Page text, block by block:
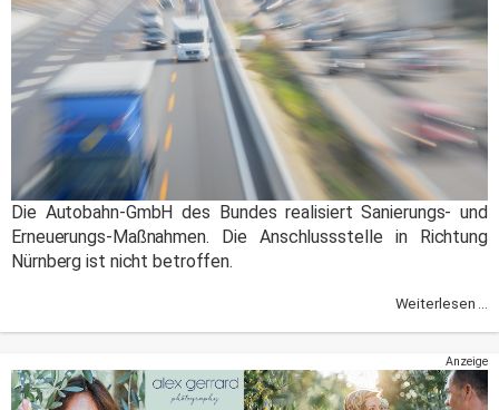
Die Autobahn-GmbH des Bundes realisiert Sanierungs- und
Erneuerungs-Maßnahmen. Die Anschlussstelle in Richtung
Nürnberg ist nicht betroffen.
Weiterlesen ...
Anzeige